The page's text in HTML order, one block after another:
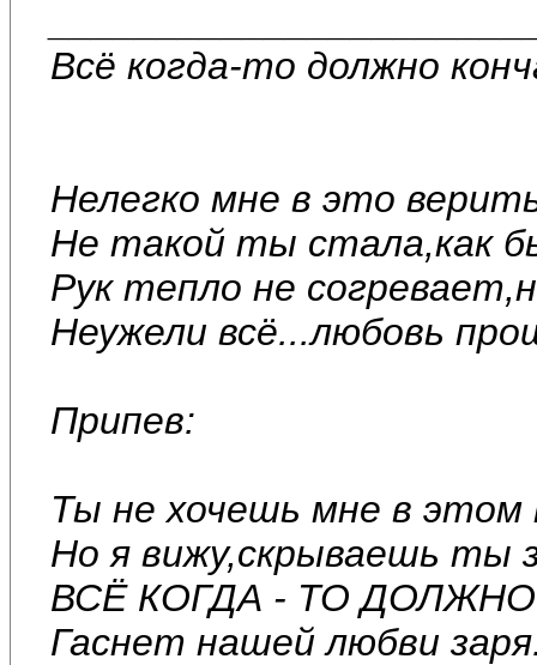
Всё когда-то должно
Нелегко мне в это
Не такой ты стала,как
Рук тепло не
Неужели всё...любовь
Припев:
Ты не хочешь мне в этом
Но я вижу,скрываешь ты
ВСЁ КОГДА - ТО
Гаснет нашей любви